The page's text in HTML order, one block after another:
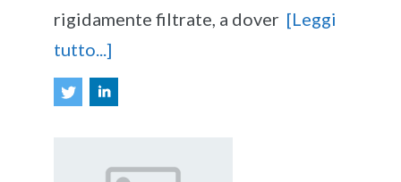
rigidamente filtrate, a dover [Leggi
tutto...]